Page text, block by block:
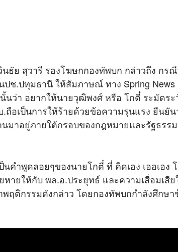
นธัย สุวารี รองโฆษกกองทัพบก กล่าวถึง ก
ช.ปทุมธานี ให้สัมภาษณ์ ทาง Spring
นว่า อยากให้นายวุฒิพงศ์ หรือ โกตี๋ ระมัดร
ถือเป็นการให้ร้ายด้วยข้อความรุนแรง ยืนยั
มาอยู่ภายใต้กรอบของกฎหมายและรัฐธร
นคำพูดลอยๆของนายโกตี๋ ที่ คิดเอง เออเอง
หายให้กับ พล.อ.ประยุทธ์ และความเสื่อมเสี
ฤติกรรมดังกล่าว โดยกองทัพบกกำลังศึกษา